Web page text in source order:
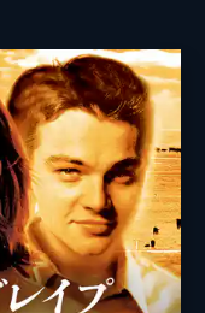
バートン・ヘイマン
ジョージ・マーティン
アン・メアラ
リチャード・リバティーニ
ローラ・エスターマン
デクスター・ゴードン